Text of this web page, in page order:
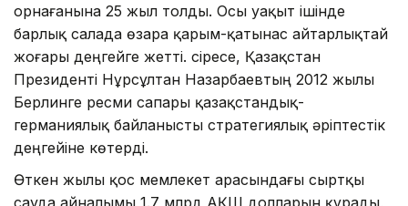
орнағанына 25 жыл толды. Осы уақыт ішінде
барлық салада өзара қарым-қатынас айтарлықтай
жоғары деңгейге жетті. Әсіресе, Қазақстан
Президенті Нұрсұлтан Назарбаевтың 2012 жылы
Берлинге ресми сапары қазақстандық-
германиялық байланысты стратегиялық әріптестік
деңгейіне көтерді.
Өткен жылы қос мемлекет арасындағы сыртқы
сауда айналымы 1.7 млрд АҚШ долларын құрады,